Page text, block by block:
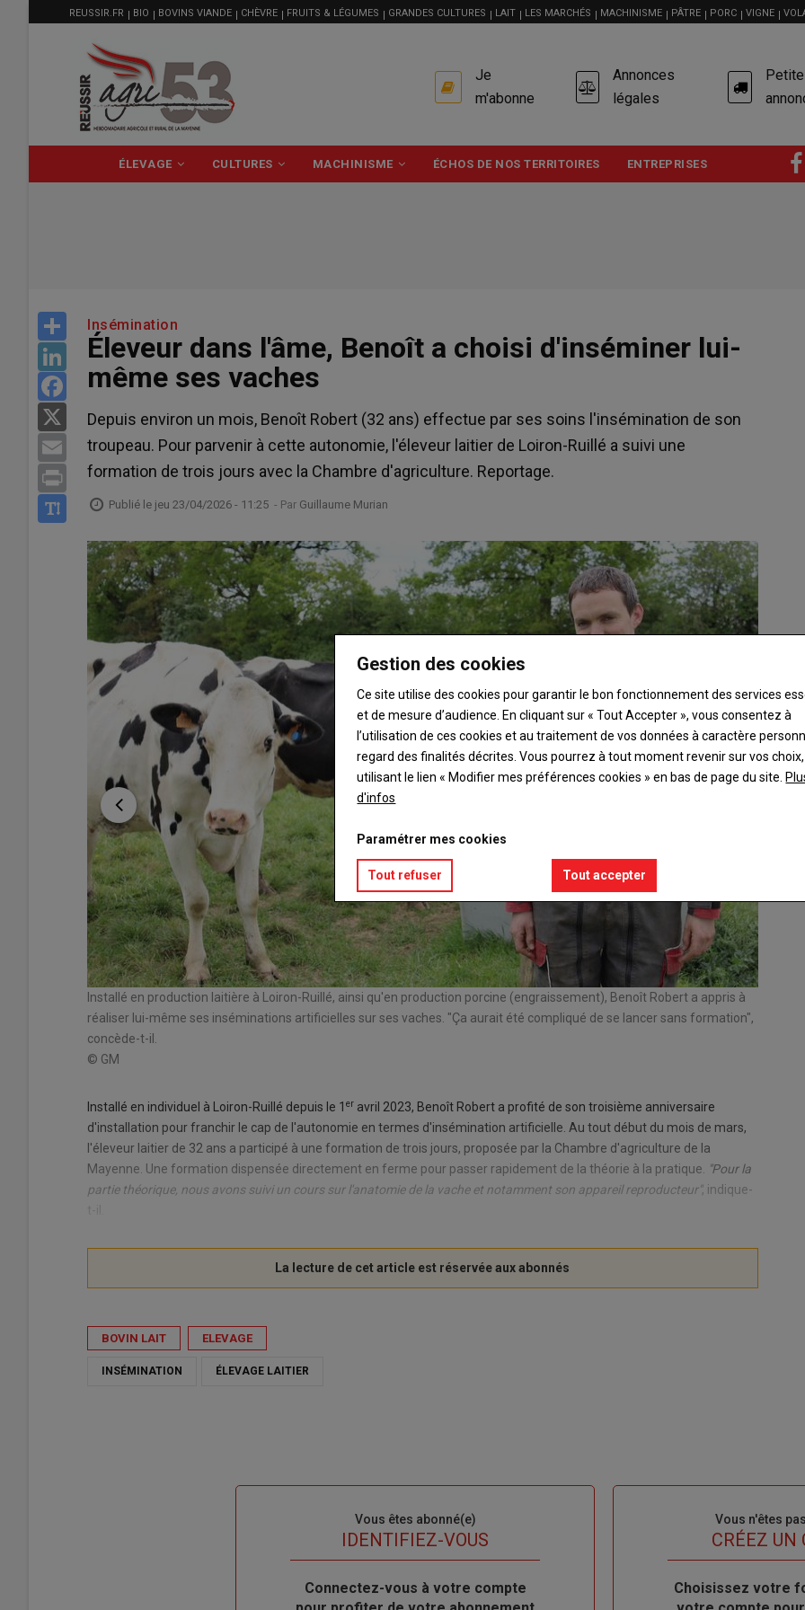
MENU
FILIÈRE
REUSSIR.FR BIO BOVINS VIANDE CHÈVRE FRUITS & LÉGUMES GRANDES CULTURES LAIT LES MARCHÉS MACHINISME PÂTRE PORC VIGNE
USER
ACCOUNT
MENU
Je
m'abonne
Annonces
légales
PRINCIPALE
ÉLEVAGE CULTURES MACHINISME ÉCHOS DE NOS TERRITOIRES ENTREPRISES
Share
LinkedIn
Facebook
Email
Print
Insémination
Éleveur dans l'âme, Benoît a choisi d'inséminer lui-
même ses vaches
Depuis environ un mois, Benoît Robert (32 ans) effectue par ses soins l'insémination de son
troupeau. Pour parvenir à cette autonomie, l'éleveur laitier de Loiron-Ruillé a suivi une
formation de trois jours avec la Chambre d'agriculture. Reportage.
Publié le jeu 23/04/2026 - 11:25 - Par Guillaume Murian
Installé en production laitière à Loiron-Ruillé, ainsi qu'en production porcine (engraissement), Benoît Robert a appris à
réaliser lui-même ses inséminations artificielles sur ses vaches. "Ça aurait été compliqué de se lancer sans formation",
concède-t-il.
© GM
Benoît
Installé en individuel à Loiron-Ruillé depuis le 1 er avril 2023, Benoît Robert a profité de son troisième anniversaire
d'installation pour franchir le cap de l'autonomie en termes d'insémination artificielle. Au tout début du mois de mars,
l'éleveur laitier de 32 ans a participé à une formation de trois jours, proposée par la Chambre d'agriculture de la
Mayenne. Une formation dispensée directement en ferme pour passer rapidement de la théorie à la pratique. "Pour la
partie théorique, nous avons suivi un cours sur l'anatomie de la vache et notamment son appareil reproducteur", indique-
BOVIN LAIT ELEVAGE
INSÉMINATION ÉLEVAGE LAITIER
Vous êtes abonné(e)
IDENTIFIEZ-VOUS
Body
Connectez-vous à votre compte
Vous n'êtes
TITRECRÉEZ UN
Body
Choisissez votre
Gestion des cookies
Ce site utilise des cookies pour garantir le bon fonctionnement des services
et de mesure d’audience. En cliquant sur « Tout Accepter », vous consentez à
l’utilisation de ces cookies et au traitement de vos données à caractère
regard des finalités décrites. Vous pourrez à tout moment revenir sur vos
utilisant le lien « Modifier mes préférences cookies » en bas de page du site.
d'infos
Paramétrer mes cookies
Tout refuser Tout accepter